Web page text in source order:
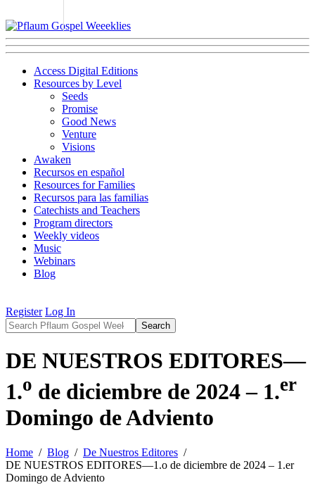
Access Digital Editions
Resources by Level
Seeds
Promise
Good News
Venture
Visions
Awaken
Recursos en español
Resources for Families
Recursos para las familias
Catechists and Teachers
Program directors
Weekly videos
Music
Webinars
Blog
Register Log In
Search
DE NUESTROS EDITORES—
1.o de diciembre de 2024 – 1.er
Domingo de Adviento
Home Blog
De Nuestros Editores
DE NUESTROS EDITORES—1.o de diciembre de 2024 – 1.er
Domingo de Adviento